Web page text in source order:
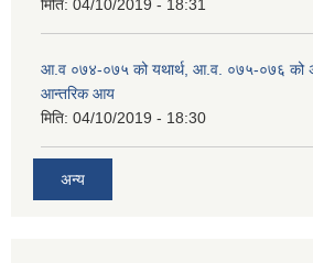
मिति: 04/10/2019 - 18:31
आ.व ०७४-०७५ को यथार्थ, आ.व. ०७५-०७६ को
आन्तरिक आय
मिति: 04/10/2019 - 18:30
अन्य